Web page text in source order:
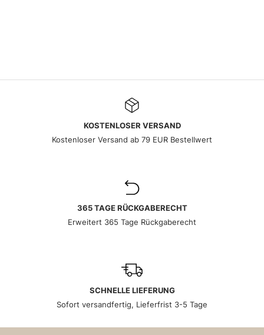
KOSTENLOSER VERSAND
Kostenloser Versand ab 79 EUR Bestellwert
365 TAGE RÜCKGABERECHT
Erweitert 365 Tage Rückgaberecht
SCHNELLE LIEFERUNG
Sofort versandfertig, Lieferfrist 3-5 Tage